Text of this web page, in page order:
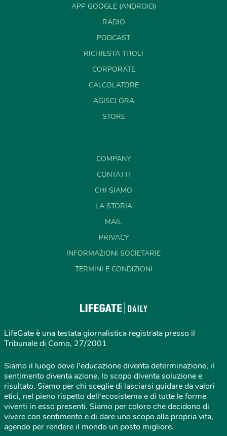
APP GOOGLE (ANDROID)
RADIO
PODCAST
RICHIESTA TITOLI
CORPORATE
CALCOLATORE
AGISCI ORA
STORE
COMPANY
CONTATTI
CHI SIAMO
LA STORIA
MAIL
PRIVACY
INFORMAZIONI SOCIETARIE
TERMINI E CONDIZIONI
LifeGate è una testata giornalistica registrata presso il
Tribunale di Como, 27/2001
Siamo il luogo dove l'educazione diventa determinazione, il
sentimento diventa azione, lo scopo diventa soluzione e
risultato. Siamo per chi sceglie di lasciarsi guidare da valori
etici, nel pieno rispetto dell'ecosistema e di tutte le forme
viventi in esso presenti. Siamo per coloro che decidono di
vivere con sentimento e di dare uno scopo alla propria vita,
agendo per rendere il mondo un posto migliore.